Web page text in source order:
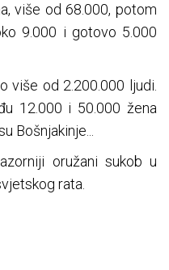
više od 68.000, potom
9.000 i gotovo 5.000
više od 2.200.000 ljudi.
12.000 i 50.000 žena
Bošnjakinje...
oružani sukob u
rata.